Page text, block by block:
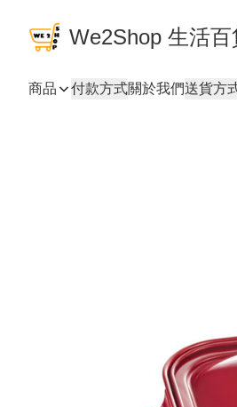
We2Shop 生活百
商品 付款方式關於我們送貨方